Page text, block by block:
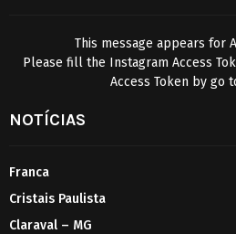
This message appears for
Please fill the Instagram Access
Access Token by go
NOTÍCIAS
Franca
Cristais Paulista
Claraval – MG